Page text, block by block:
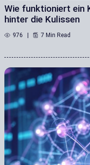
Wie funktioniert ein
hinter die Kulissen
976 7 Min Read